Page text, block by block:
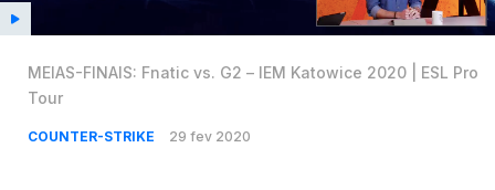
MEIAS-FINAIS: Fnatic vs. G2 – IEM Katowice 2020 | ESL Pro
Tour
COUNTER-STRIKE 29 fev 2020